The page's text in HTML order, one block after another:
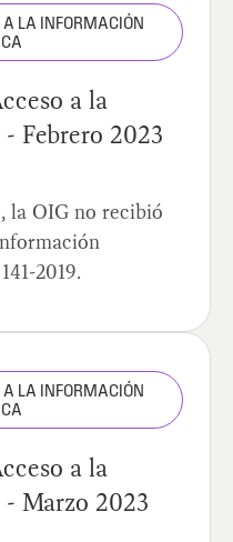
A LA INFORMACIÓN
a la
Febrero 2023
la OIG no recibió
2019.
A LA INFORMACIÓN
a la
Marzo 2023